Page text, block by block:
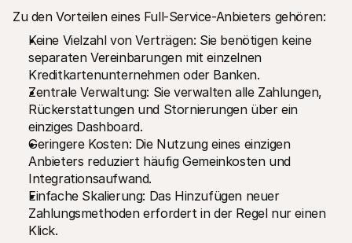
Zu den Vorteilen eines Full-Service-Anbieters gehören:
Keine Vielzahl von Verträgen: Sie benötigen keine
separaten Vereinbarungen mit einzelnen
Kreditkartenunternehmen oder Banken.
Zentrale Verwaltung: Sie verwalten alle Zahlungen,
Rückerstattungen und Stornierungen über ein
einziges Dashboard.
Geringere Kosten: Die Nutzung eines einzigen
Anbieters reduziert häufig Gemeinkosten und
Integrationsaufwand.
Einfache Skalierung: Das Hinzufügen neuer
Zahlungsmethoden erfordert in der Regel nur einen
Klick.